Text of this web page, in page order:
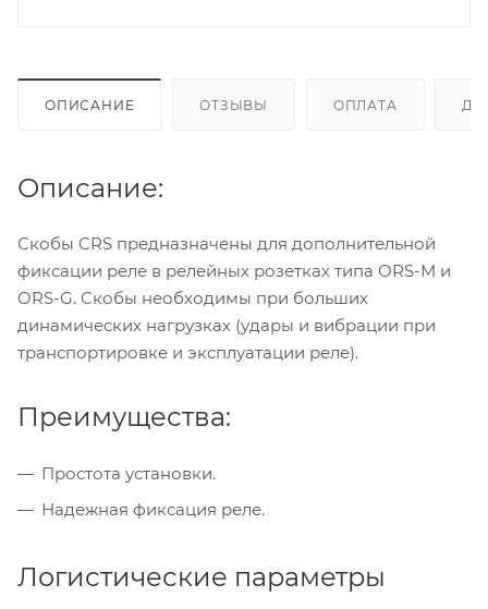
ОПИСАНИЕ ОТЗЫВЫ ОПЛАТА
Описание:
Скобы CRS предназначены для дополнительной
фиксации реле в релейных розетках типа ORS-M и
ORS-G. Скобы необходимы при больших
динамических нагрузках (удары и вибрации при
транспортировке и эксплуатации реле).
Преимущества:
Простота установки.
Надежная фиксация реле.
Логистические параметры